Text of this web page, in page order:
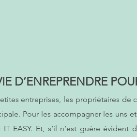
D’ENREPRENDRE
entreprises, les propriétaires
Pour les accompagner les uns
EASY. Et, s’il n’est guère